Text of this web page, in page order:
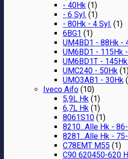
- 40Hk (1)
- 6 Syl. (1)
- 80Hk - 4 Syl. (1)
6BG1 (1)
UM4BD1 - 88Hk -
UM6BD1 - 115Hk
UM6BD1T -
UMC240 - 50Hk
UMO3AB1 - 30Hk
Iveco Aifo (10)
5,9L Hk (1)
6,7L Hk (1)
8061S10 (1)
8210...Alle Hk -
8281...Alle Hk -
C78EMT M55 (1)
C90 620450-620